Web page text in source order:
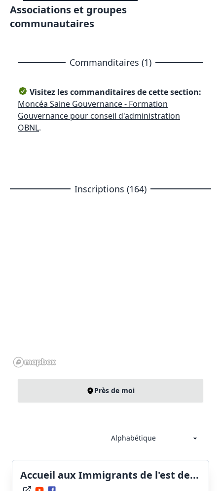
Associations et groupes
communautaires
Commanditaires (1)
Visitez les commanditaires de cette section:
Moncéa Saine Gouvernance - Formation
Gouvernance pour conseil d'administration
OBNL.
Inscriptions (164)
Près de moi
Accueil aux Immigrants de l'est de...